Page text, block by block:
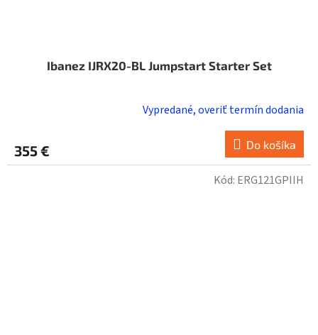
Ibanez IJRX20-BL Jumpstart Starter Set
Vypredané, overiť termín dodania
355 € Do košíka
Kód: ERG121GPIIH